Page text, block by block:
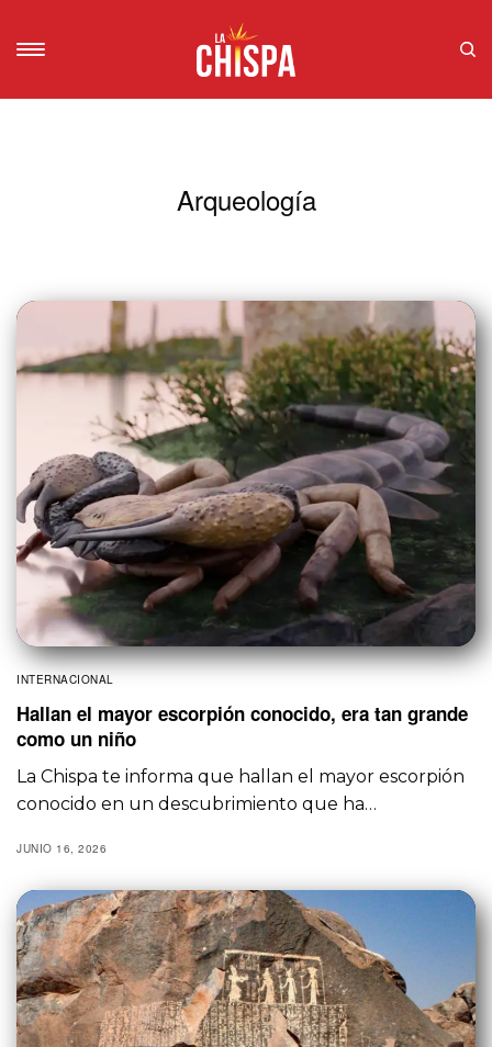
Arqueología
INTERNACIONAL
Hallan el mayor escorpión conocido, era tan grande
como un niño
La Chispa te informa que hallan el mayor escorpión
conocido en un descubrimiento que ha…
JUNIO 16, 2026